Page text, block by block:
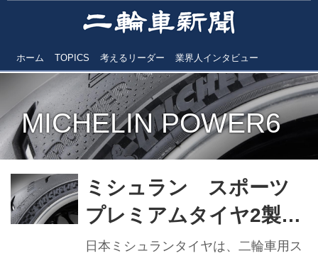
ホーム TOPICS 考えるリーダー 業界人インタビュー
MICHELIN POWER6
ミシュラン スポーツ
プレミアムタイヤ2製品
を発売 デザインもより
日本ミシュランタイヤは、二輪車用ス